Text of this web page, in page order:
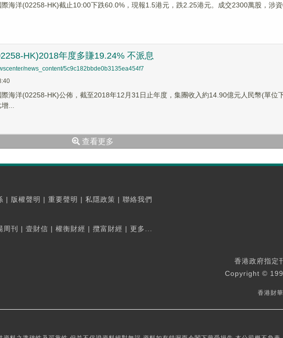
際海洋(02258-HK)截止10:00下跌60.0%，現報1.5港元，跌2.25港元。成交2300萬股，涉資
HK)2018年度多賺19.24% 不派息
news_content/5c9c182bbde0b3135ea454f7
際海洋(02258-HK)公佈，截至2018年12月31日止年度，集團收入約14.90億元人民幣(單位
...
查看更多
| 版權聲明 | 重要聲明 | 私隱政策 | 聯絡我們
周刊 | 壹財信 | 權衡財經 | 攬富財經 | 更多...
香港政府指定
Copyright ©
香港財